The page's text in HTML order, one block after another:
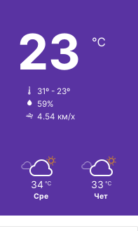
23 ℃
31º - 23º
59%
4.54 км/х
34 ℃
Сре
33 ℃
Чет